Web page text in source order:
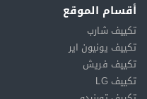
أقسام الموقع
تكييف شارب
تكييف يونيون اير
تكييف فريش
تكييف LG